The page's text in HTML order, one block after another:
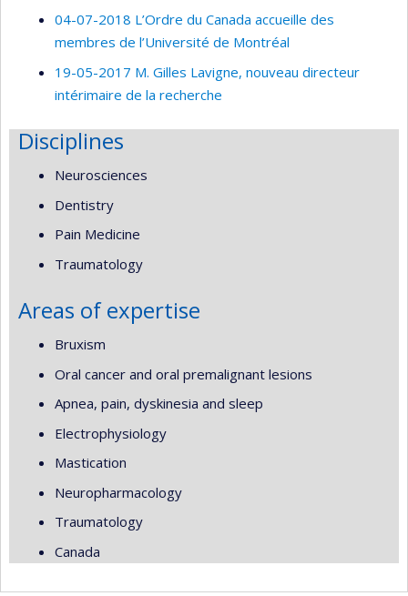
04-07-2018 L’Ordre du Canada accueille des
membres de l’Université de Montréal
19-05-2017 M. Gilles Lavigne, nouveau directeur
intérimaire de la recherche
Disciplines
Neurosciences
Dentistry
Pain Medicine
Traumatology
Areas of expertise
Bruxism
Oral cancer and oral premalignant lesions
Apnea, pain, dyskinesia and sleep
Electrophysiology
Mastication
Neuropharmacology
Traumatology
Canada